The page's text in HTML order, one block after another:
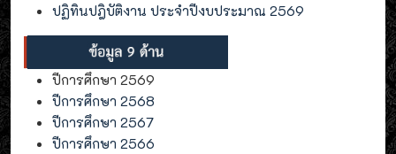
ปฏิทินปฎิบัติงาน ประจำปีงบประมาณ 2569
ปีการศึกษา 2569
ปีการศึกษา 2568
ปีการศึกษา 2567
ปีการศึกษา 2566